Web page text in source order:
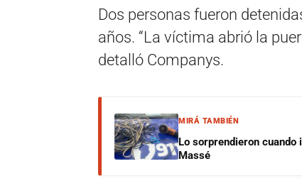
Dos personas fueron
años. “La víctima abrió la
detalló Companys.
MIRÁ TAMBIÉN
Lo sorprendieron
Massé